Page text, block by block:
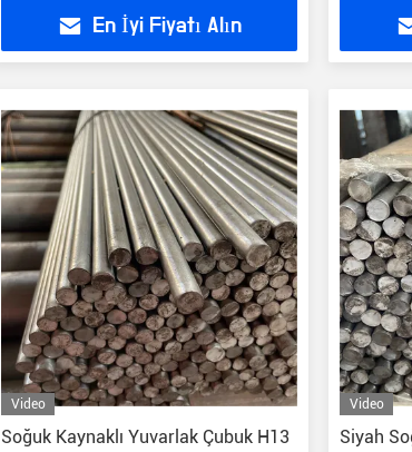
En İyi Fiyatı Alın
Video
Soğuk Kaynaklı Yuvarlak Çubuk H13
Video
Siyah